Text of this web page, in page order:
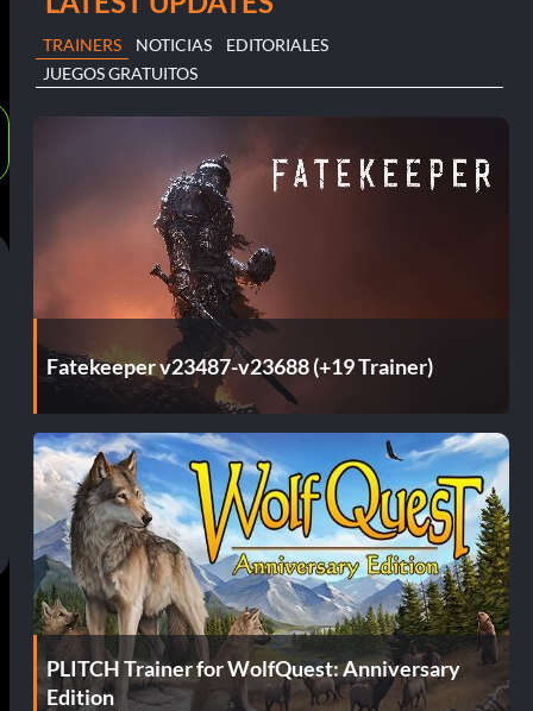
TRAINERS NOTICIAS
EDITORIALES
JUEGOS GRATUITOS
Fatekeeper v23487-v23688 (+19 Trainer)
PLITCH Trainer for WolfQuest: Anniversary
Edition